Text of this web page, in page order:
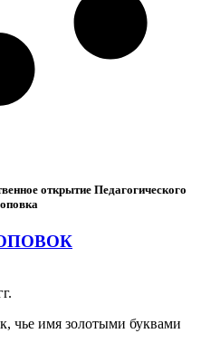
открытие Педагогического
чье имя золотыми буквами